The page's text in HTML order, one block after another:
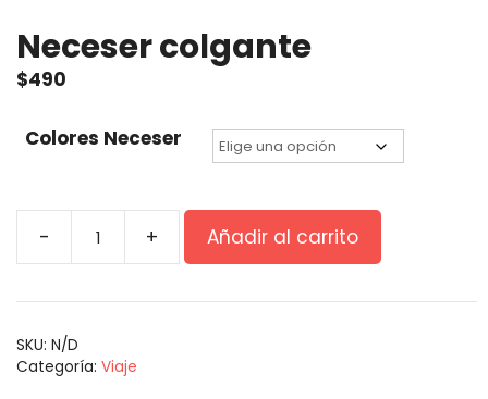
Neceser colgante
$490
Colores Neceser
- + Añadir al carrito
SKU: N/D
Categoría: Viaje